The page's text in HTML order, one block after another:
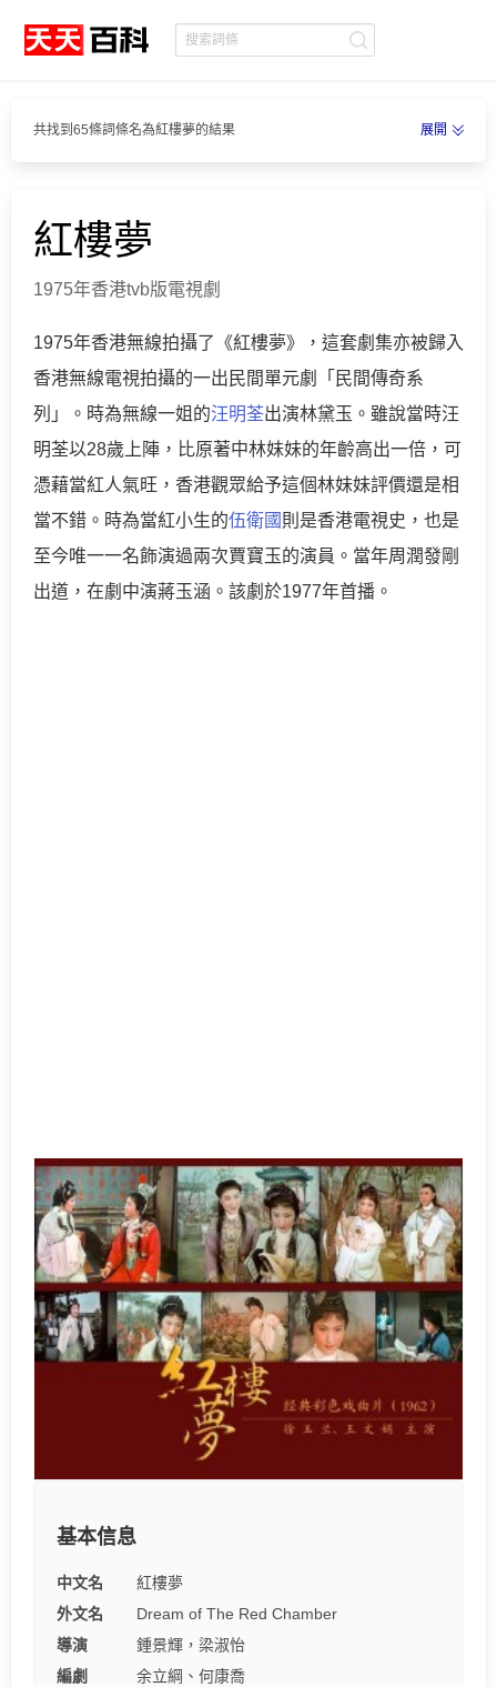
共找到65條詞條名為紅樓夢的結果 展開
紅樓夢
1975年香港tvb版電視劇
1975年香港無線拍攝了《紅樓夢》，這套劇集亦被歸入
香港無線電視拍攝的一出民間單元劇「民間傳奇系
列」。時為無線一姐的汪明荃出演林黛玉。雖說當時汪
明荃以28歲上陣，比原著中林妹妹的年齡高出一倍，可
憑藉當紅人氣旺，香港觀眾給予這個林妹妹評價還是相
當不錯。時為當紅小生的伍衛國 則是香港電視史，也是
至今唯一一名飾演過兩次賈寶玉的演員。當年周潤發剛
出道，在劇中演蔣玉涵。該劇於1977年首播。
基本信息
中文名
紅樓夢
外文名
Dream of The Red Chamber
導演
鍾景輝，梁淑怡
編劇
余立綱、何康喬